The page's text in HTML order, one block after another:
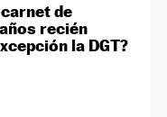
de
recién
la DGT?